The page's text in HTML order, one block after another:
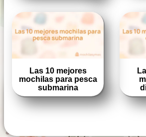
Las 10 mejores
mochilas para pesca
submarina